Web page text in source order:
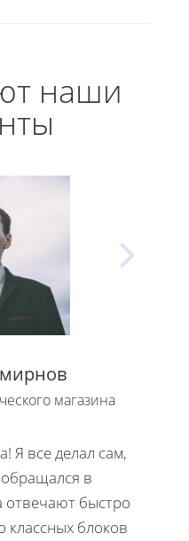
наши
магазина
Я все делал сам,
в
отвечают быстро
классных блоков